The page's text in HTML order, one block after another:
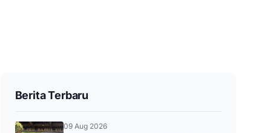
Berita Terbaru
09 Aug 2026